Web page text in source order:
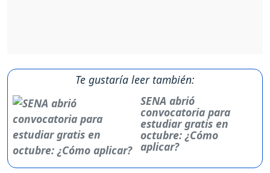
Te gustaría leer también:
SENA abrió
convocatoria para
estudiar gratis en
octubre: ¿Cómo
aplicar?